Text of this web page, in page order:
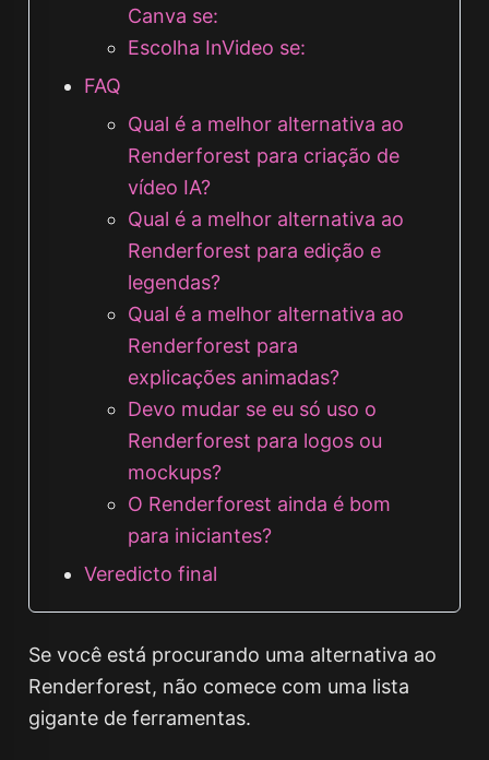
Canva se:
Escolha InVideo se:
FAQ
Qual é a melhor alternativa ao
Renderforest para criação de
vídeo IA?
Qual é a melhor alternativa ao
Renderforest para edição e
legendas?
Qual é a melhor alternativa ao
Renderforest para
explicações animadas?
Devo mudar se eu só uso o
Renderforest para logos ou
mockups?
O Renderforest ainda é bom
para iniciantes?
Veredicto final
Se você está procurando uma alternativa ao
Renderforest, não comece com uma lista
gigante de ferramentas.